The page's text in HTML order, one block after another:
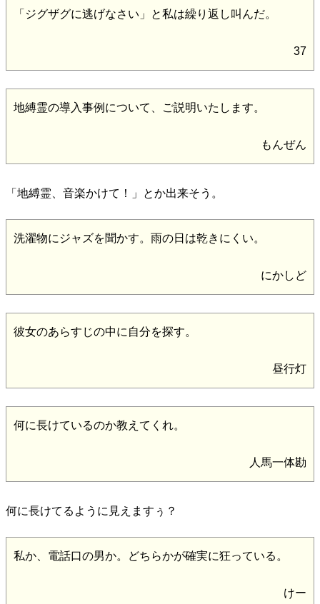
「ジグザグに逃げなさい」と私は繰り返し叫んだ。
37
地縛霊の導入事例について、ご説明いたします。
もんぜん
「地縛霊、音楽かけて！」とか出来そう。
洗濯物にジャズを聞かす。雨の日は乾きにくい。
にかしど
彼女のあらすじの中に自分を探す。
昼行灯
何に長けているのか教えてくれ。
人馬一体勘
何に長けてるように見えますぅ？
私か、電話口の男か。どちらかが確実に狂っている。
けー